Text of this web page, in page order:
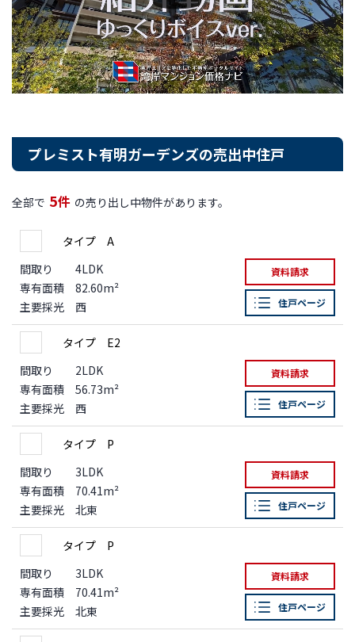
プレミスト有明ガーデンズの売出中住戸
全部で 5件 の売り出し中物件があります。
タイプ A
間取り
4LDK
専有面積
82.60m²
主要採光
西
資料請求
住戸ページ
タイプ E2
間取り
2LDK
専有面積
56.73m²
主要採光
西
資料請求
住戸ページ
タイプ P
間取り
3LDK
専有面積
70.41m²
主要採光
北東
資料請求
住戸ページ
タイプ P
間取り
3LDK
専有面積
70.41m²
主要採光
北東
資料請求
住戸ページ